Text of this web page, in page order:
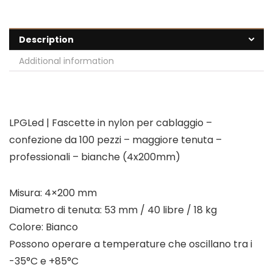
Description
Additional information
LPGLed | Fascette in nylon per cablaggio –
confezione da 100 pezzi – maggiore tenuta –
professionali – bianche (4x200mm)
Misura: 4×200 mm
Diametro di tenuta: 53 mm / 40 libre / 18 kg
Colore: Bianco
Possono operare a temperature che oscillano tra i
-35°C e +85°C